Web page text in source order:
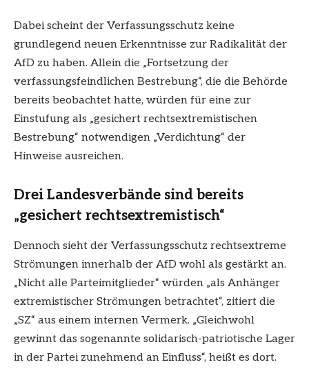
Dabei scheint der Verfassungsschutz keine
grundlegend neuen Erkenntnisse zur Radikalität der
AfD zu haben. Allein die „Fortsetzung der
verfassungsfeindlichen Bestrebung“, die die Behörde
bereits beobachtet hatte, würden für eine zur
Einstufung als „gesichert rechtsextremistischen
Bestrebung“ notwendigen „Verdichtung“ der
Hinweise ausreichen.
Drei Landesverbände sind bereits
„gesichert rechtsextremistisch“
Dennoch sieht der Verfassungsschutz rechtsextreme
Strömungen innerhalb der AfD wohl als gestärkt an.
„Nicht alle Parteimitglieder“ würden „als Anhänger
extremistischer Strömungen betrachtet“, zitiert die
„SZ“ aus einem internen Vermerk. „Gleichwohl
gewinnt das sogenannte solidarisch-patriotische Lager
in der Partei zunehmend an Einfluss“, heißt es dort.